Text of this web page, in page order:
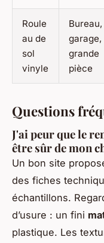
Roule
au de
sol
vinyle
Bureau,
garage,
grande
pièce
Questions
J'ai peur que le
être sûr de mon
Un bon site
des fiches
échantillons.
d’usure : un fini
plastique. Les